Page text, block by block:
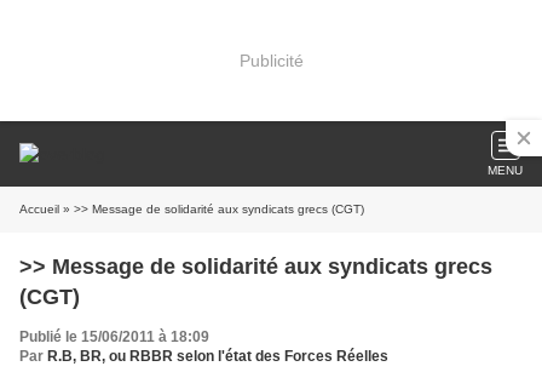
Publicité
MENU
Accueil » >> Message de solidarité aux syndicats grecs (CGT)
>> Message de solidarité aux syndicats grecs
(CGT)
Publié le 15/06/2011 à 18:09
Par R.B, BR, ou RBBR selon l'état des Forces Réelles